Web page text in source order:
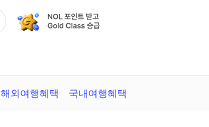
해외여행혜택 국내여행혜택